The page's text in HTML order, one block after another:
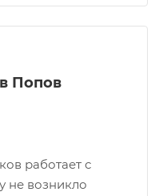
Попов
работает с
не возникло